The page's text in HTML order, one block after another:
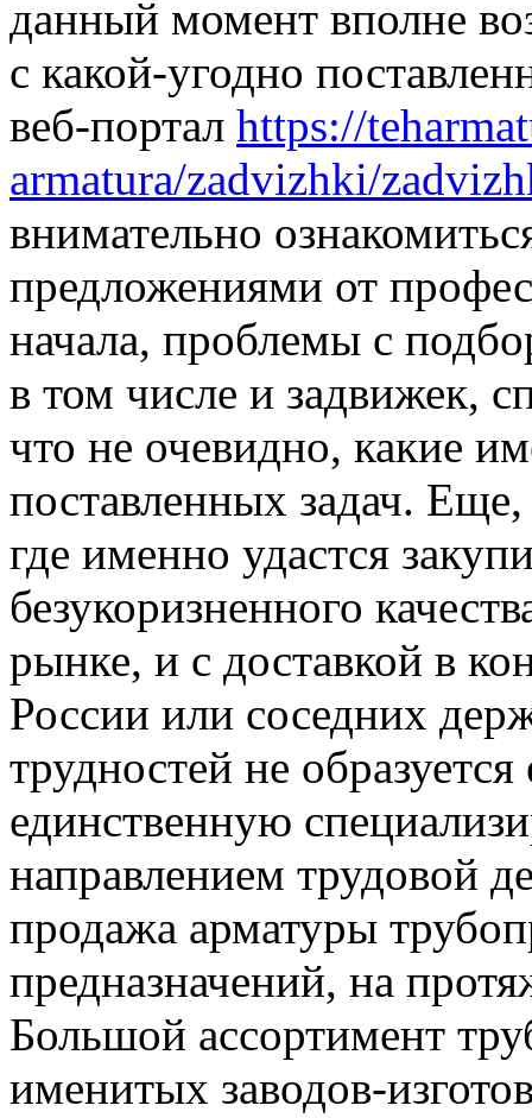
данный момент вполне
с какой-угодно
веб-портал https://
armatura/zadvizhki/
внимательно
предложениями от
начала, проблемы с
в том числе и задвижек,
что не очевидно, какие
поставленных задач.
где именно удастся
безукоризненного
рынке, и с доставкой в
России или соседних
трудностей не
единственную
направлением трудовой
продажа арматуры
предназначений, на
Большой ассортимент
именитых заводов-